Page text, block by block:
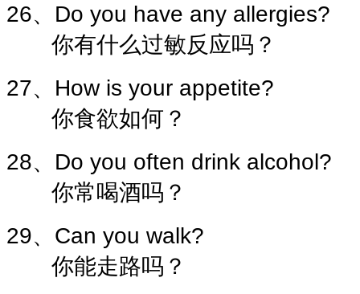
26、Do you have any allergies?
你有什么过敏反应吗？
27、How is your appetite?
你食欲如何？
28、Do you often drink alcohol?
你常喝酒吗？
29、Can you walk?
你能走路吗？